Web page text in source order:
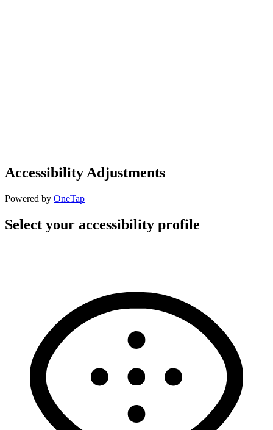
Accessibility Adjustments
Powered by OneTap
Select your accessibility profile